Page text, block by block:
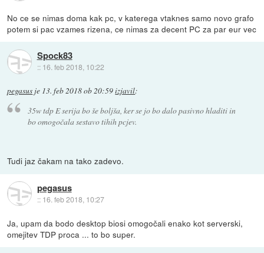
No ce se nimas doma kak pc, v katerega vtaknes samo novo grafo
potem si pac vzames rizena, ce nimas za decent PC za par eur vec
Spock83
:: 16. feb 2018, 10:22
pegasus je 13. feb 2018 ob 20:59izjavil:
35w tdp E serija bo še boljša, ker se jo bo dalo pasivno hladiti in
bo omogočala sestavo tihih pcjev.
Tudi jaz čakam na tako zadevo.
pegasus
:: 16. feb 2018, 10:27
Ja, upam da bodo desktop biosi omogočali enako kot serverski,
omejitev TDP proca ... to bo super.